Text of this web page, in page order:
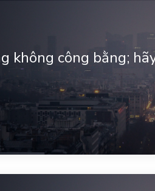
không công bằng;